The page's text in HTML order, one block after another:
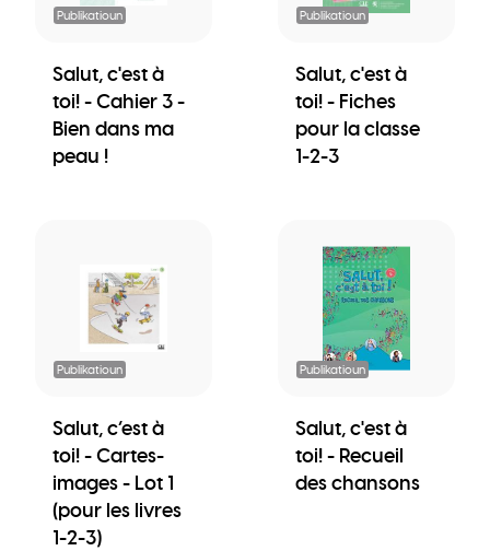
Publikatioun
Salut, c'est à
toi! - Cahier 3 -
Bien dans ma
peau !
Publikatioun
Salut, c'est à
toi! - Fiches
pour la classe
1-2-3
Publikatioun
Salut, c’est à
toi! - Cartes-
images - Lot 1
(pour les livres
1-2-3)
Publikatioun
Salut, c'est à
toi! - Recueil
des chansons